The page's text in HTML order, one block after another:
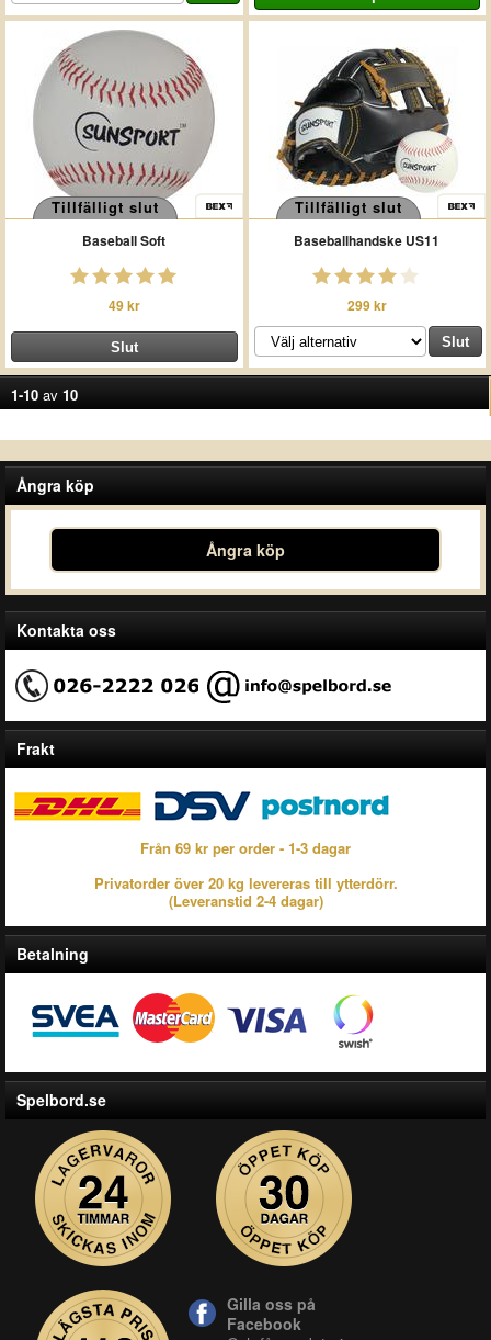
Tillfälligt slut
Baseball Soft
49 kr
Tillfälligt slut
Baseballhandske US11
299 kr
1-10 av 10
Ångra köp
Ångra köp
Kontakta oss
Frakt
Från 69 kr per order - 1-3 dagar
Privatorder över 20 kg levereras till ytterdörr.
(Leveranstid 2-4 dagar)
Betalning
Spelbord.se
Gilla oss på
Facebook